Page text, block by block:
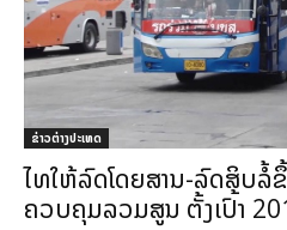
ຂ່າວຕ່າງປະເທດ
ໄທໃຫ້ລົດໂດຍສານ-ລົດສິບລໍ້
ຄວບຄຸມລວມສູນ ຕັ້ງເປົ້າ